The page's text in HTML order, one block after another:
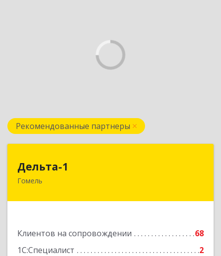
Рекомендованные партнеры
Дельта-1
Гомель
Клиентов на сопровождении
68
1С:Специалист
2
246031, г. Гомель, ул. Рощинская, 2, 1 этаж